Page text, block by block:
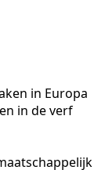
in Europa
in de verf